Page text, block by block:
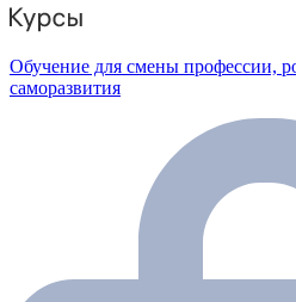
Обучение для смены профессии,
саморазвития